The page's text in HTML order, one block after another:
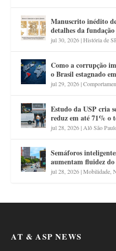
Manuscrito inédito
detalhes da
jul 30, 2026|História de
Como a corrupção
o Brasil estagnado
jul 29, 2026|
Estudo da USP cria
reduz em até 71% o
jul 28, 2026| Alô São
Semáforos
aumentam fluidez
jul 28, 2026|Mobilidade ,
AT & ASP NEWS